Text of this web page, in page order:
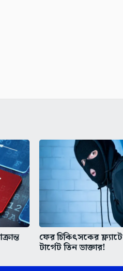
ফের চিকিৎসকের
টার্গেট তিন ডাক্তার!